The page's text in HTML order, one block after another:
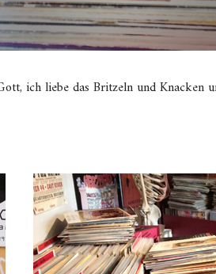
ich liebe das Britzeln und Knacken